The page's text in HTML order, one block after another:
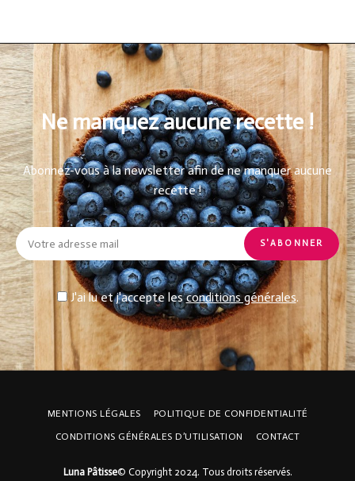
Ne manquez aucune recette !
Abonnez-vous à la newsletter afin de ne manquer aucune
recette !
J'ai lu et j'accepte lesconditions générales.
MENTIONS LÉGALES POLITIQUE DE CONFIDENTIALITÉ
CONDITIONS GÉNÉRALES D’UTILISATION CONTACT
Luna Pâtisse© Copyright 2024. Tous droits réservés.